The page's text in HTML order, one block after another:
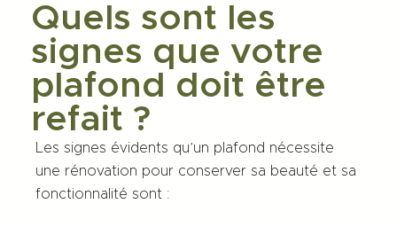
Quels sont les
signes que votre
plafond doit être
refait ?
Les signes évidents qu’un plafond nécessite
une rénovation pour conserver sa beauté et sa
fonctionnalité sont :